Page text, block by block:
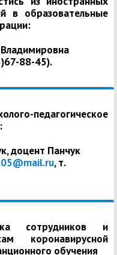
в образовательные
88-45).
педагогическое
доцент Панчук
, т.
сотрудников и
коронавирусной
обучения